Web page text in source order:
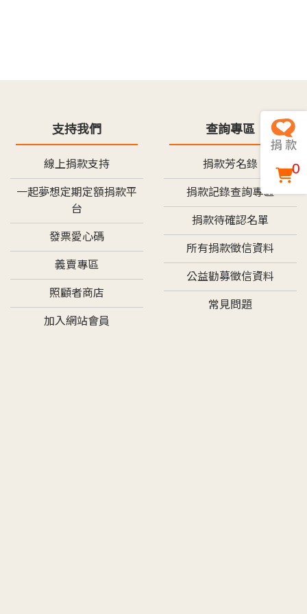
支持我們
線上捐款支持
一起夢想定期定額捐款平
台
發票愛心碼
義賣專區
照顧者商店
加入網站會員
查詢專區
捐款芳名錄
捐款記錄查詢專區
捐款待確認名單
所有捐款徵信資料
公益勸募徵信資料
常見問題
0